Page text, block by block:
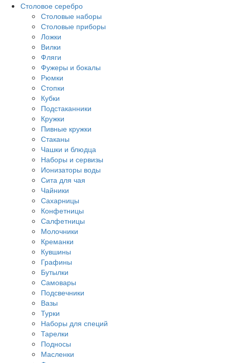
Столовое серебро
Столовые наборы
Столовые приборы
Ложки
Вилки
Фляги
Фужеры и бокалы
Рюмки
Стопки
Кубки
Подстаканники
Кружки
Пивные кружки
Стаканы
Чашки и блюдца
Наборы и сервизы
Ионизаторы воды
Сита для чая
Чайники
Сахарницы
Конфетницы
Салфетницы
Молочники
Креманки
Кувшины
Графины
Бутылки
Самовары
Подсвечники
Вазы
Турки
Наборы для специй
Тарелки
Подносы
Масленки